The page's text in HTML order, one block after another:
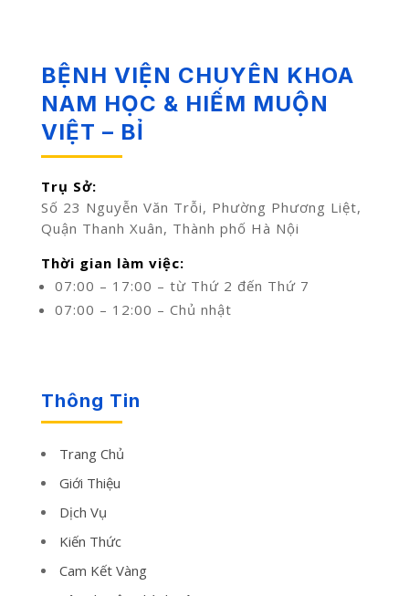
BỆNH VIỆN CHUYÊN KHOA
NAM HỌC & HIẾM MUỘN
VIỆT – BỈ
Trụ Sở:
Số 23 Nguyễn Văn Trỗi, Phường Phương Liệt,
Quận Thanh Xuân, Thành phố Hà Nội
Thời gian làm việc:
07:00 – 17:00 – từ Thứ 2 đến Thứ 7
07:00 – 12:00 – Chủ nhật
Thông Tin
Trang Chủ
Giới Thiệu
Dịch Vụ
Kiến Thức
Cam Kết Vàng